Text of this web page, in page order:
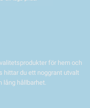
för hem och
hittar du ett noggrant utvalt
lång hållbarhet.